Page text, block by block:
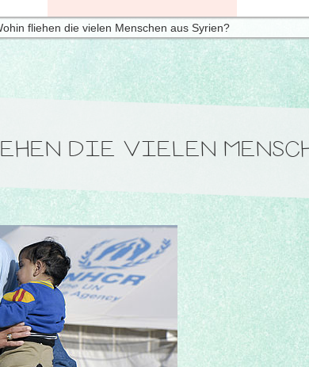
fliehen die vielen Menschen aus Syrien?
DIE VIELEN